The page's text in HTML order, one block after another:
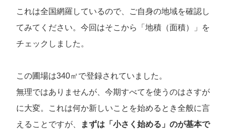
これは全国網羅しているので、ご自身の地域を確認し
てみてください。今回はそこから「地積（面積）」を
チェックしました。
この圃場は340㎡で登録されていました。
無理ではありませんが、今期すべてを使うのはさすが
に大変。これは何か新しいことを始めるとき全般に言
えることですが、
まずは「小さく始める」のが基本で